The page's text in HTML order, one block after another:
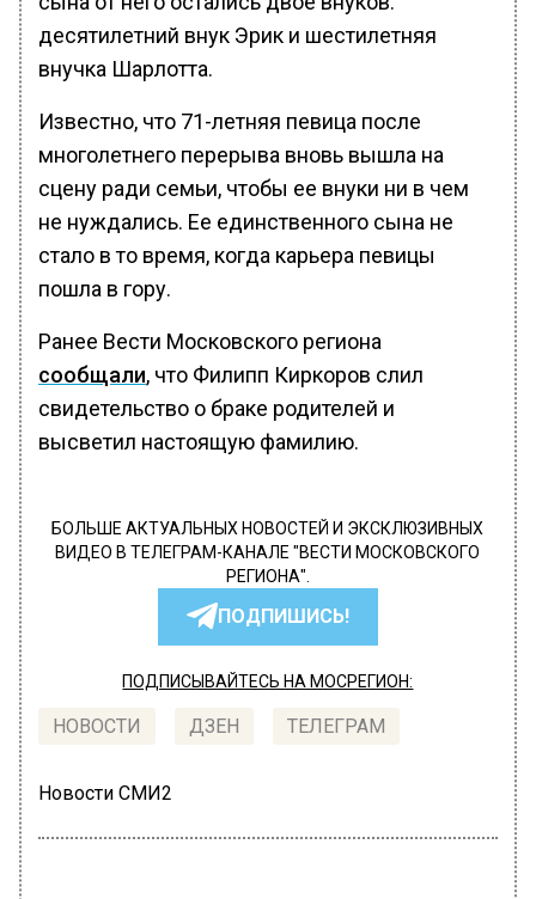
десятилетний внук Эрик и шестилетняя
внучка Шарлотта.
Известно, что 71-летняя певица после
многолетнего перерыва вновь вышла на
сцену ради семьи, чтобы ее внуки ни в чем
не нуждались. Ее единственного сына не
стало в то время, когда карьера певицы
пошла в гору.
Ранее Вести Московского региона
сообщали, что Филипп Киркоров слил
свидетельство о браке родителей и
высветил настоящую фамилию.
БОЛЬШЕ АКТУАЛЬНЫХ НОВОСТЕЙ И ЭКСКЛЮЗИВНЫХ
ВИДЕО В ТЕЛЕГРАМ-КАНАЛЕ "ВЕСТИ МОСКОВСКОГО
РЕГИОНА".
ПОДПИШИСЬ!
ПОДПИСЫВАЙТЕСЬ НА МОСРЕГИОН:
НОВОСТИ ДЗЕН ТЕЛЕГРАМ
Новости СМИ2